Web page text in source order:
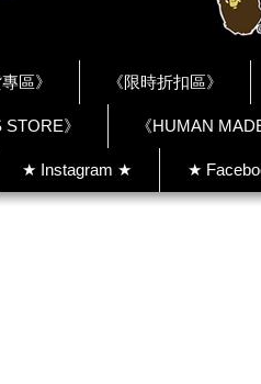
區》 《限時折扣區》
STORE》 《HUMAN
★ Instagram ★ ★